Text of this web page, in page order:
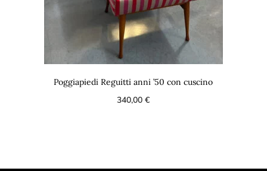
Poggiapiedi Reguitti anni ’50 con cuscino
340,00€